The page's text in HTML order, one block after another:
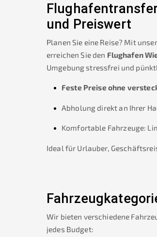
und Preiswert
Planen Sie eine Reise? Mit
erreichen Sie den Flughafen
Umgebung stressfrei und
Feste Preise ohne
Abholung direkt an Ihrer
Komfortable Fahrzeuge:
Ideal für Urlauber,
Wir bieten verschiedene
jedes Budget: